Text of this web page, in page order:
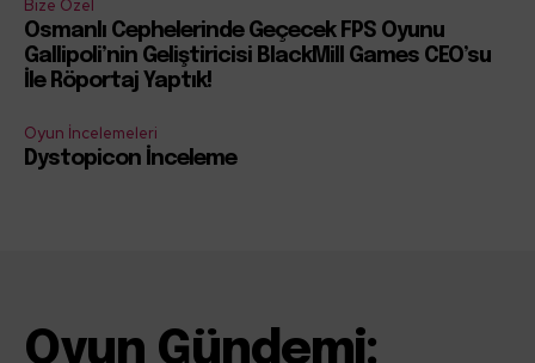
Bize Özel
Osmanlı Cephelerinde Geçecek FPS Oyunu
Gallipoli’nin Geliştiricisi BlackMill Games CEO’su
İle Röportaj Yaptık!
Oyun İncelemeleri
Dystopicon İnceleme
Oyun Gündemi: